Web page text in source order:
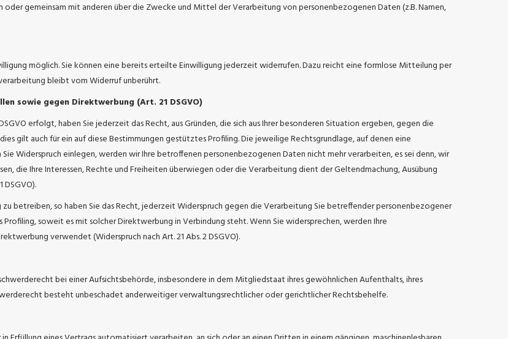
gemeinsam mit anderen über die Zwecke und Mittel der Verarbeitung von personenbezogenen Daten (z.B. Namen,
möglich. Sie können eine bereits erteilte Einwilligung jederzeit widerrufen. Dazu reicht eine formlose Mitteilung per
bleibt vom Widerruf unberührt.
sowie gegen Direktwerbung (Art. 21 DSGVO)
erfolgt, haben Sie jederzeit das Recht, aus Gründen, die sich aus Ihrer besonderen Situation ergeben, gegen die
gilt auch für ein auf diese Bestimmungen gestütztes Profiling. Die jeweilige Rechtsgrundlage, auf denen eine
Widerspruch einlegen, werden wir Ihre betroffenen personenbezogenen Daten nicht mehr verarbeiten, es sei denn, wir
die Ihre Interessen, Rechte und Freiheiten überwiegen oder die Verarbeitung dient der Geltendmachung, Ausübung
betreiben, so haben Sie das Recht, jederzeit Widerspruch gegen die Verarbeitung Sie betreffender personenbezogener
soweit es mit solcher Direktwerbung in Verbindung steht. Wenn Sie widersprechen, werden Ihre
verwendet (Widerspruch nach Art. 21 Abs. 2 DSGVO).
bei einer Aufsichtsbehörde, insbesondere in dem Mitgliedstaat ihres gewöhnlichen Aufenthalts, ihres
besteht unbeschadet anderweitiger verwaltungsrechtlicher oder gerichtlicher Rechtsbehelfe.